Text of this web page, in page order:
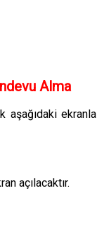
Alma
aşağıdaki ekranla
açılacaktır.